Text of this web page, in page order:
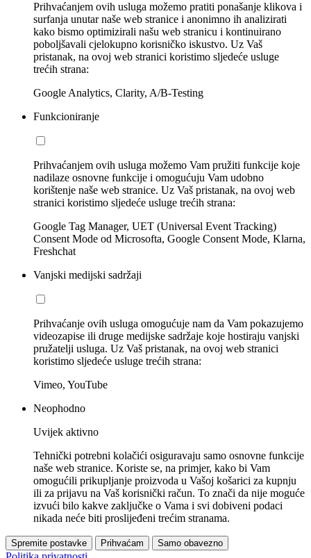
Prihvaćanjem ovih usluga možemo pratiti ponašanje klikova i
surfanja unutar naše web stranice i anonimno ih analizirati
kako bismo optimizirali našu web stranicu i kontinuirano
poboljšavali cjelokupno korisničko iskustvo. Uz Vaš
pristanak, na ovoj web stranici koristimo sljedeće usluge
trećih strana:
Google Analytics, Clarity, A/B-Testing
Funkcioniranje
Prihvaćanjem ovih usluga možemo Vam pružiti funkcije koje
nadilaze osnovne funkcije i omogućuju Vam udobno
korištenje naše web stranice. Uz Vaš pristanak, na ovoj web
stranici koristimo sljedeće usluge trećih strana:
Google Tag Manager, UET (Universal Event Tracking)
Consent Mode od Microsofta, Google Consent Mode, Klarna,
Freshchat
Vanjski medijski sadržaji
Prihvaćanje ovih usluga omogućuje nam da Vam pokazujemo
videozapise ili druge medijske sadržaje koje hostiraju vanjski
pružatelji usluga. Uz Vaš pristanak, na ovoj web stranici
koristimo sljedeće usluge trećih strana:
Vimeo, YouTube
Neophodno
Uvijek aktivno
Tehnički potrebni kolačići osiguravaju samo osnovne funkcije
naše web stranice. Koriste se, na primjer, kako bi Vam
omogućili prikupljanje proizvoda u Vašoj košarici za kupnju
ili za prijavu na Vaš korisnički račun. To znači da nije moguće
izvući bilo kakve zaključke o Vama i svi dobiveni podaci
nikada neće biti proslijeđeni trećim stranama.
Spremite postavke Prihvaćam Samo obavezno